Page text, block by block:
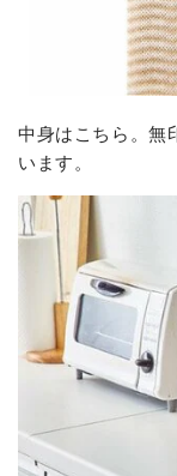
中身はこちら。無
います。